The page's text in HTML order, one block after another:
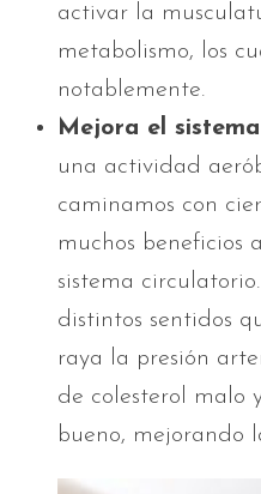
activar la
metabolismo, los
notablemente.
Mejora el
una actividad
caminamos con
muchos beneficios
sistema
distintos sentidos
raya la presión
de colesterol malo
bueno, mejorando